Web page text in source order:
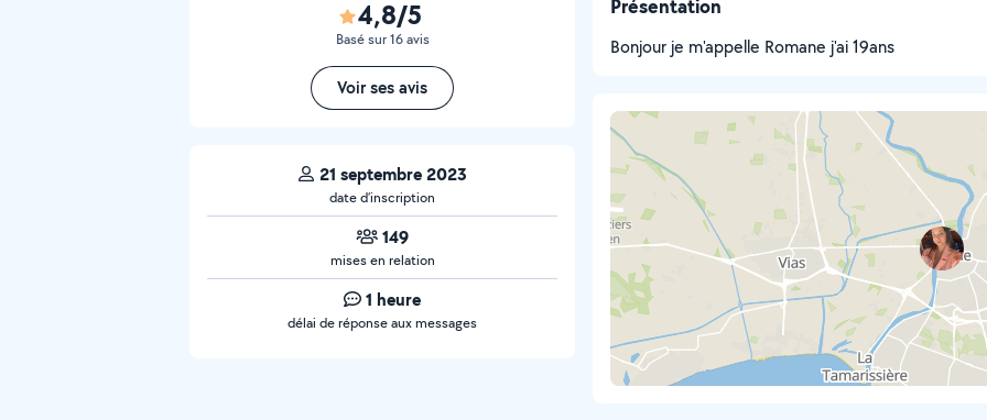
4,8/5
Basé sur 16 avis
Voir ses avis
21 septembre 2023
date d’inscription
149
mises en relation
1 heure
délai de réponse aux messages
Présentation
Bonjour je m'appelle Romane j'ai 19ans